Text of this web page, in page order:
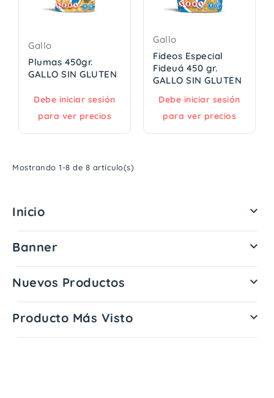
Gallo
Plumas 450gr.
GALLO SIN GLUTEN
Debe iniciar sesión
para ver precios
Gallo
Fideos Especial
Fideuá 450 gr.
GALLO SIN GLUTEN
Debe iniciar sesión
para ver precios
Mostrando 1-8 de 8 artículo(s)
Inicio 
Banner 
Nuevos Productos 
Producto Más Visto 